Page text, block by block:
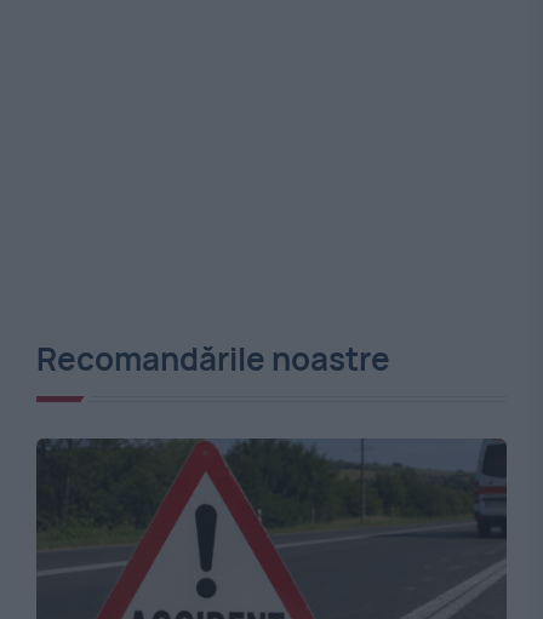
Recomandările noastre